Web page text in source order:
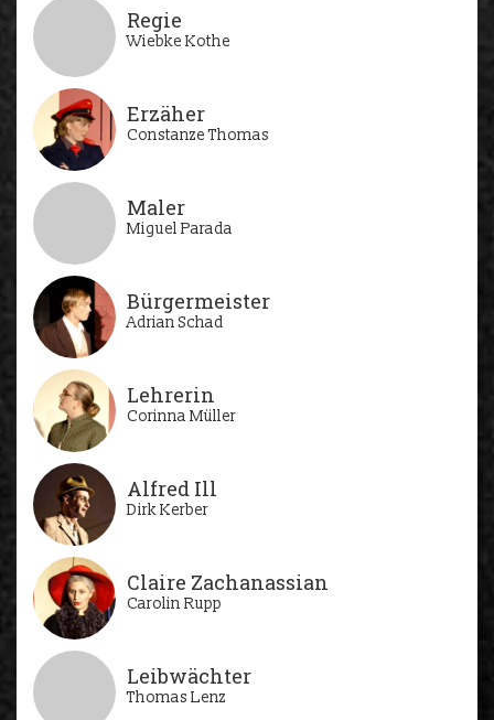
Regie
Wiebke Kothe
Erzäher
Constanze Thomas
Maler
Miguel Parada
Bürgermeister
Adrian Schad
Lehrerin
Corinna Müller
Alfred Ill
Dirk Kerber
Claire Zachanassian
Carolin Rupp
Leibwächter
Thomas Lenz